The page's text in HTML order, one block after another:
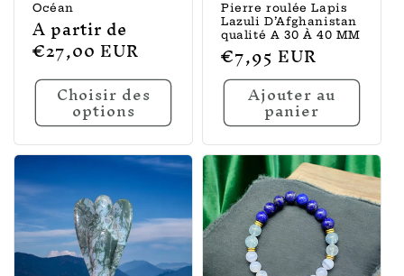
Océan
Prix
habituel
A partir de
€27,00 EUR
Choisir des
options
Pierre roulée Lapis
Lazuli D’Afghanistan
qualité A 30 À 40 MM
Prix
habituel
€7,95 EUR
Ajouter au
panier